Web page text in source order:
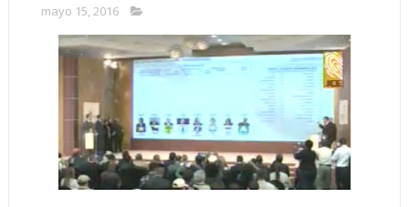
mayo 15, 2016